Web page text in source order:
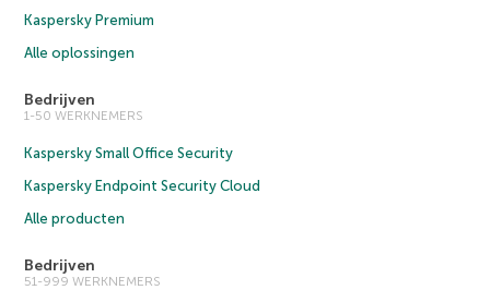
Kaspersky Premium
Alle oplossingen
Bedrijven
1-50 WERKNEMERS
Kaspersky Small Office Security
Kaspersky Endpoint Security Cloud
Alle producten
Bedrijven
51-999 WERKNEMERS